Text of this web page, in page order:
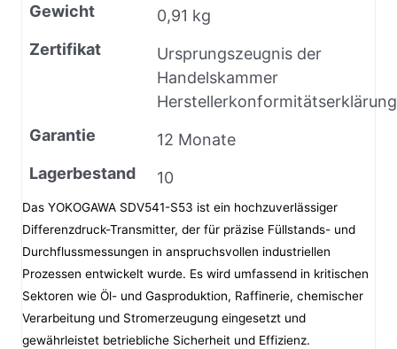
Gewicht
0,91 kg
Zertifikat
Ursprungszeugnis der
Handelskammer
Herstellerkonformitätserklärung
Garantie
12 Monate
Lagerbestand
10
Das YOKOGAWA SDV541-S53 ist ein hochzuverlässiger
Differenzdruck-Transmitter, der für präzise Füllstands- und
Durchflussmessungen in anspruchsvollen industriellen
Prozessen entwickelt wurde. Es wird umfassend in kritischen
Sektoren wie Öl- und Gasproduktion, Raffinerie, chemischer
Verarbeitung und Stromerzeugung eingesetzt und
gewährleistet betriebliche Sicherheit und Effizienz.